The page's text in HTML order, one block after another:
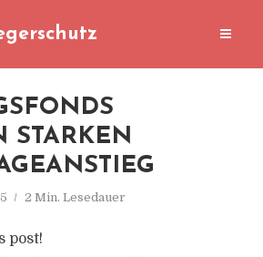
STARKEN
2 Min. Lesedauer
post!